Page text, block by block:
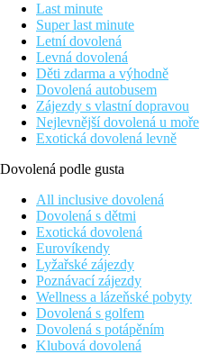
Last minute
Super last minute
Letní dovolená
Levná dovolená
Děti zdarma a výhodně
Dovolená autobusem
Zájezdy s vlastní dopravou
Nejlevnější dovolená u moře
Exotická dovolená levně
Dovolená podle gusta
All inclusive dovolená
Dovolená s dětmi
Exotická dovolená
Eurovíkendy
Lyžařské zájezdy
Poznávací zájezdy
Wellness a lázeňské pobyty
Dovolená s golfem
Dovolená s potápěním
Klubová dovolená